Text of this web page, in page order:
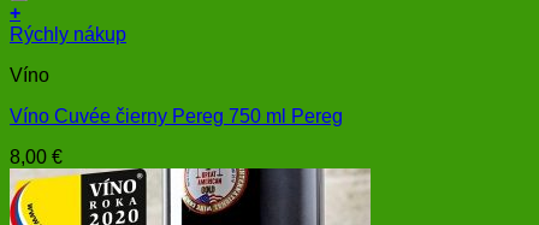
+
Rýchly nákup
Víno
Víno Cuvée čierny Pereg 750 ml Pereg
8,00 €